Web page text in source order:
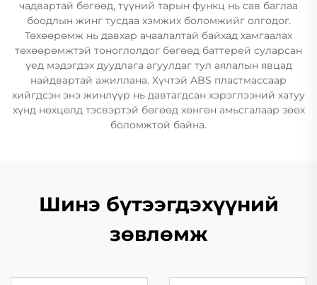
чадвартай бөгөөд, түүний тарын функц нь сав баглаа
боодлын жинг тусдаа хэмжих боломжийг олгодог.
Төхөөрөмж нь давхар ачаалалтай байхад хамгаалах
төхөөрөмжтэй тоноглолдог бөгөөд баттерей суларсан
үед мэдэгдэх дуудлага агуулдаг тул аялалын явцад
найдвартай ажиллана. Хүчтэй ABS пластмассаар
хийгдсэн энэ жинлүүр нь давтагдсан хэрэглээний хатуу
хүнд нөхцөлд тэсвэртэй бөгөөд хөнгөн амьсгалаар зөөх
боломжтой байна.
Шинэ бүтээгдэхүүний
зөвлөмж